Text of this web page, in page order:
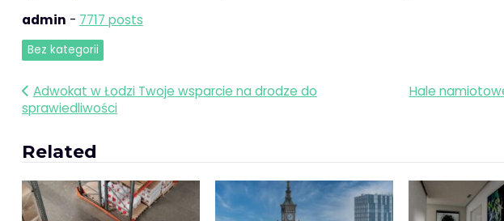
admin - 7717 posts
Bez kategorii
Nawigacja
wpisu
Adwokat w Łodzi Twoje wsparcie na drodze do
sprawiedliwości
Hale
Related